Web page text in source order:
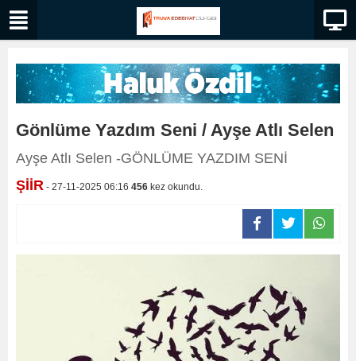
Gönlüme Yazdım Seni / Ayşe Atlı Selen
Ayşe Atlı Selen -GÖNLÜME YAZDIM SENİ
ŞİİR - 27-11-2025 06:16 456 kez okundu.